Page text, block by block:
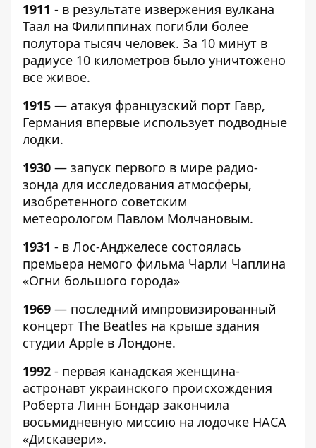
1911 - в результате извержения вулкана
Таал на Филиппинах погибли более
полутора тысяч человек. За 10 минут в
радиусе 10 километров было уничтожено
все живое.
1915 — атакуя французский порт Гавр,
Германия впервые использует подводные
лодки.
1930 — запуск первого в мире радио-
зонда для исследования атмосферы,
изобретенного советским
метеорологом Павлом Молчановым.
1931 - в Лос-Анджелесе состоялась
премьера немого фильма Чарли Чаплина
«Огни большого города»
1969 — последний импровизированный
концерт The Beatles на крыше здания
студии Apple в Лондоне.
1992 - первая канадская женщина-
астронавт украинского происхождения
Роберта Линн Бондар закончила
восьмидневную миссию на лодочке НАСА
«Дискавери».